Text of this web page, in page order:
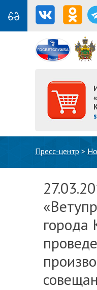
Пресс-центр >
города